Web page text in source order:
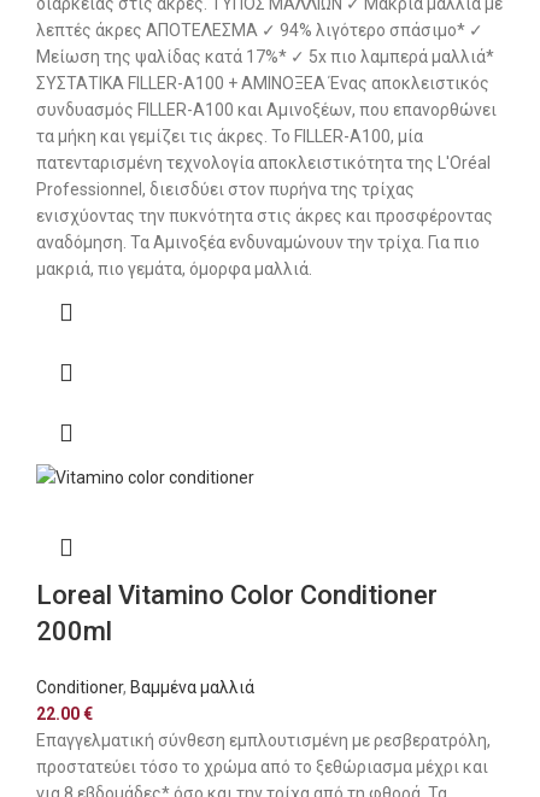
λεπτές άκρες ΑΠΟΤΕΛΕΣΜΑ ✓ 94% λιγότερο σπάσιμο* ✓
Μείωση της ψαλίδας κατά 17%* ✓ 5x πιο λαμπερά μαλλιά*
ΣΥΣΤΑΤΙΚΑ FILLER-A100 + ΑΜΙΝΟΞΕΑ Ένας αποκλειστικός
συνδυασμός FILLER-A100 και Αμινοξέων, που επανορθώνει
τα μήκη και γεμίζει τις άκρες. Το FILLER-A100, μία
πατενταρισμένη τεχνολογία αποκλειστικότητα της L'Oréal
Professionnel, διεισδύει στον πυρήνα της τρίχας
ενισχύοντας την πυκνότητα στις άκρες και προσφέροντας
αναδόμηση. Τα Αμινοξέα ενδυναμώνουν την τρίχα. Για πιο
μακριά, πιο γεμάτα, όμορφα μαλλιά.
Loreal Vitamino Color Conditioner
200ml
Conditioner, Βαμμένα μαλλιά
22.00€
Eπαγγελματική σύνθεση εμπλουτισμένη με ρεσβερατρόλη,
προστατεύει τόσο το χρώμα από το ξεθώριασμα μέχρι και